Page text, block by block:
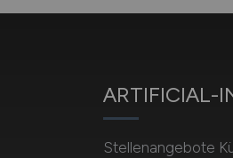
ARTIFICIAL-
Stellenangebote